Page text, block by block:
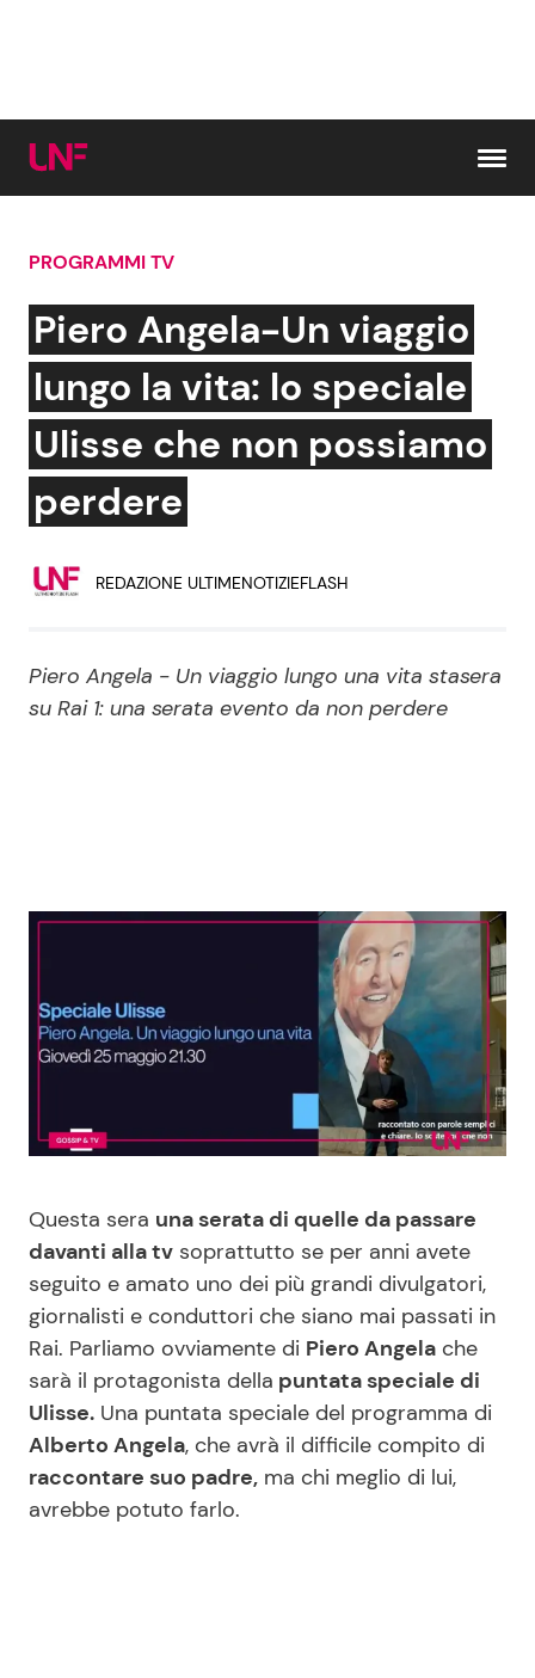
Cerca:
News e Cronaca
Attualità Italiana
Dal Mondo
Politica
Gossip e TV
Bellezze VIP
Reality e Talent
News Spettacolo
Moda e Style
Mondo Mamma
News benessere
Salute
Viaggi e Turismo
Cucina e Ricette
Dolci
Le Ricette in TV
Primi Piatti
Ricette Facili e Veloci
PROGRAMMI TV
Piero Angela-Un viaggio
lungo la vita: lo speciale
Ulisse che non possiamo
perdere
REDAZIONE ULTIMENOTIZIEFLASH
Piero Angela - Un viaggio lungo una vita stasera
su Rai 1: una serata evento da non perdere
Questa sera una serata di quelle da passare
davanti alla tv soprattutto se per anni avete
seguito e amato uno dei più grandi divulgatori,
giornalisti e conduttori che siano mai passati in
Rai. Parliamo ovviamente di Piero Angela che
sarà il protagonista della puntata speciale di
Ulisse. Una puntata speciale del programma di
Alberto Angela, che avrà il difficile compito di
raccontare suo padre, ma chi meglio di lui,
avrebbe potuto farlo.